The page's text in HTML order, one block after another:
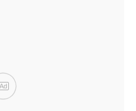
Ad